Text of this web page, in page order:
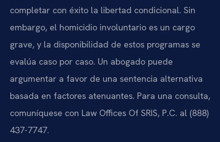
completar con éxito la libertad condicional. Sin
embargo, el homicidio involuntario es un cargo
grave, y la disponibilidad de estos programas se
evalúa caso por caso. Un abogado puede
argumentar a favor de una sentencia alternativa
basada en factores atenuantes. Para una consulta,
comuníquese con Law Offices Of SRIS, P.C. al (888)
437-7747.